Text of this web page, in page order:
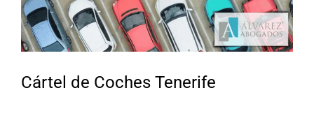
Cártel de Coches Tenerife